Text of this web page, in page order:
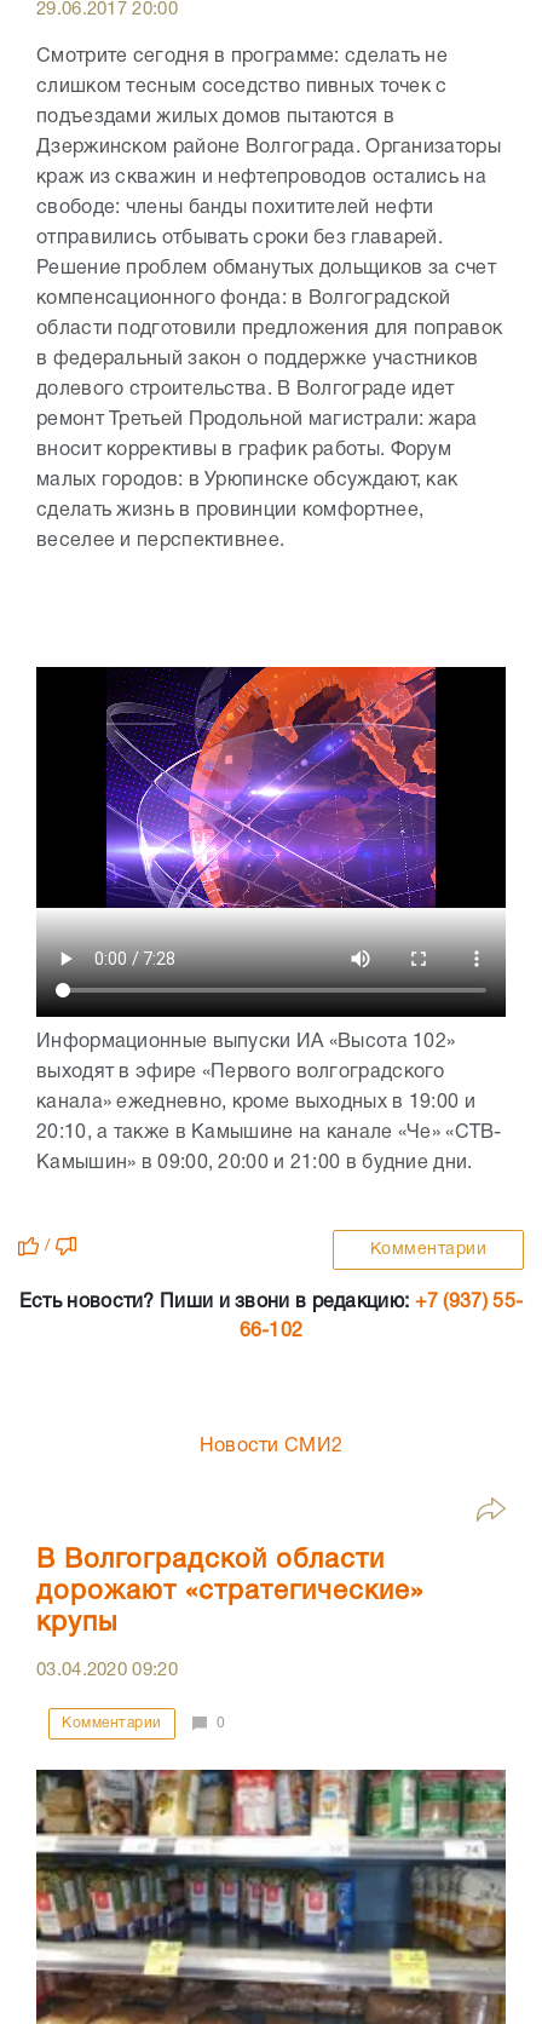
29.06.2017 20:00
Смотрите сегодня в программе: сделать не
слишком тесным соседство пивных точек с
подъездами жилых домов пытаются в
Дзержинском районе Волгограда. Организаторы
краж из скважин и нефтепроводов остались на
свободе: члены банды похитителей нефти
отправились отбывать сроки без главарей.
Решение проблем обманутых дольщиков за счет
компенсационного фонда: в Волгоградской
области подготовили предложения для поправок
в федеральный закон о поддержке участников
долевого строительства. В Волгограде идет
ремонт Третьей Продольной магистрали: жара
вносит коррективы в график работы. Форум
малых городов: в Урюпинске обсуждают, как
сделать жизнь в провинции комфортнее,
веселее и перспективнее.
Информационные выпуски ИА «Высота 102»
выходят в эфире «Первого волгоградского
канала» ежедневно, кроме выходных в 19:00 и
20:10, а также в Камышине на канале «Че» «СТВ-
Камышин» в 09:00, 20:00 и 21:00 в будние дни.
/ Комментарии
Есть новости? Пиши и звони в редакцию: +7 (937) 55-
66-102
Новости СМИ2
В Волгоградской области
дорожают «стратегические»
крупы
03.04.202009:20
Комментарии 0